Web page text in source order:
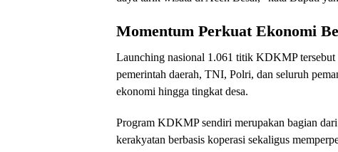
Momentum Perkuat Ekonomi
Launching nasional 1.061 titik KDKMP tersebut
pemerintah daerah, TNI, Polri, dan seluruh
ekonomi hingga tingkat desa.
Program KDKMP sendiri merupakan bagian
kerakyatan berbasis koperasi sekaligus